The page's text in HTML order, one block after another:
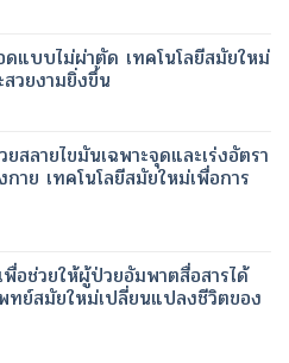
ดแบบไม่ผ่าตัด เทคโนโลยีสมัยใหม่
วยงามยิ่งขึ้น
สลายไขมันเฉพาะจุดและเร่งอัตรา
าย เทคโนโลยีสมัยใหม่เพื่อการ
อช่วยให้ผู้ป่วยอัมพาตสื่อสารได้
ทย์สมัยใหม่เปลี่ยนแปลงชีวิตของ